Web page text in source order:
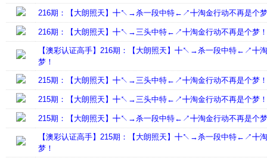
216期：【大朗照天】╋↖→杀一段中特←↗╋淘金行动不再是个
216期：【大朗照天】╋↖→三头中特←↗╋淘金行动不再是个梦！
【澳彩认证高手】216期：【大朗照天】╋↖→杀一段中特←↗╋淘
梦！
215期：【大朗照天】╋↖→三头中特←↗╋淘金行动不再是个梦！
215期：【大朗照天】╋↖→三头中特←↗╋淘金行动不再是个梦！
215期：【大朗照天】╋↖→杀一段中特←↗╋淘金行动不再是个
【澳彩认证高手】215期：【大朗照天】╋↖→杀一段中特←↗╋淘
梦！